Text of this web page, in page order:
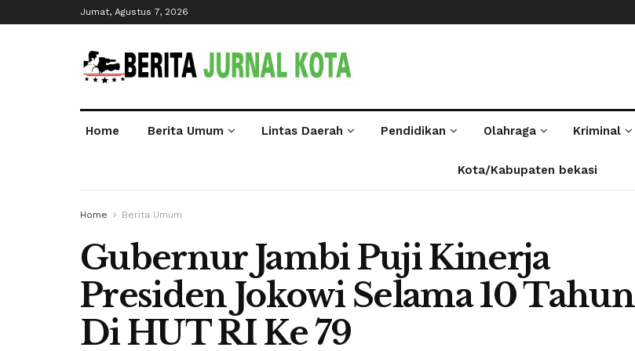
Jumat, Agustus 7, 2026
Home Berita Umum Lintas Daerah Pendidikan Olahraga Kriminal
Kota/Kabupaten bekasi
Home Berita Umum
Gubernur Jambi Puji Kinerja
Presiden Jokowi Selama 10 Tahun
Di HUT RI Ke 79